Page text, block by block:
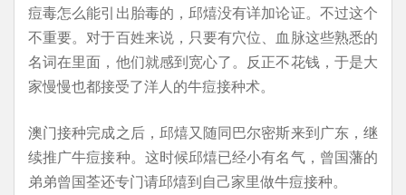
痘毒怎么能引出胎毒的，邱熺没有详加论证。不过这个
不重要。对于百姓来说，只要有穴位、血脉这些熟悉的
名词在里面，他们就感到宽心了。反正不花钱，于是大
家慢慢也都接受了洋人的牛痘接种术。
澳门接种完成之后，邱熺又随同巴尔密斯来到广东，继
续推广牛痘接种。这时候邱熺已经小有名气，曾国藩的
弟弟曾国荃还专门请邱熺到自己家里做牛痘接种。